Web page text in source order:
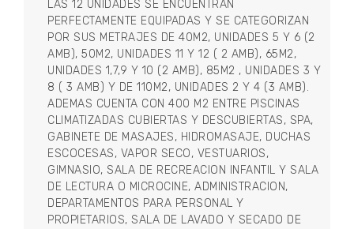
LAS 12 UNIDADES SE ENCUENTRAN
PERFECTAMENTE EQUIPADAS Y SE CATEGORIZAN
POR SUS METRAJES DE 40M2, UNIDADES 5 Y 6 (2
AMB), 50M2, UNIDADES 11 Y 12 ( 2 AMB), 65M2,
UNIDADES 1,7,9 Y 10 (2 AMB), 85M2 , UNIDADES 3 Y
8 ( 3 AMB) Y DE 110M2, UNIDADES 2 Y 4 (3 AMB).
ADEMAS CUENTA CON 400 M2 ENTRE PISCINAS
CLIMATIZADAS CUBIERTAS Y DESCUBIERTAS, SPA,
GABINETE DE MASAJES, HIDROMASAJE, DUCHAS
ESCOCESAS, VAPOR SECO, VESTUARIOS,
GIMNASIO, SALA DE RECREACION INFANTIL Y SALA
DE LECTURA O MICROCINE, ADMINISTRACION,
DEPARTAMENTOS PARA PERSONAL Y
PROPIETARIOS, SALA DE LAVADO Y SECADO DE